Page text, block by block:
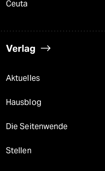
Ceuta
Verlag
Aktuelles
Hausblog
Die Seitenwende
Stellen